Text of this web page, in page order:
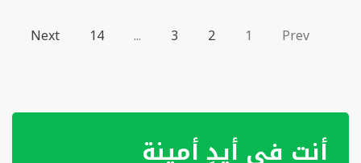
Prev
1
2
3
...
14
Next
أنت في أيدٍ أمينة